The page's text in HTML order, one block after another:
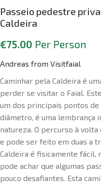
Passeio pedestre
Caldeira
€75.00 Per Person
Andreas from Visitfaial
Caminhar pela Caldeira é
perder se visitar o Faial.
um dos principais pontos de
diâmetro, é uma lembrança
natureza. O percurso à
e pode ser feito em duas a
Caldeira é fisicamente fácil,
pode achar que algumas
pouco desafiantes. Esta